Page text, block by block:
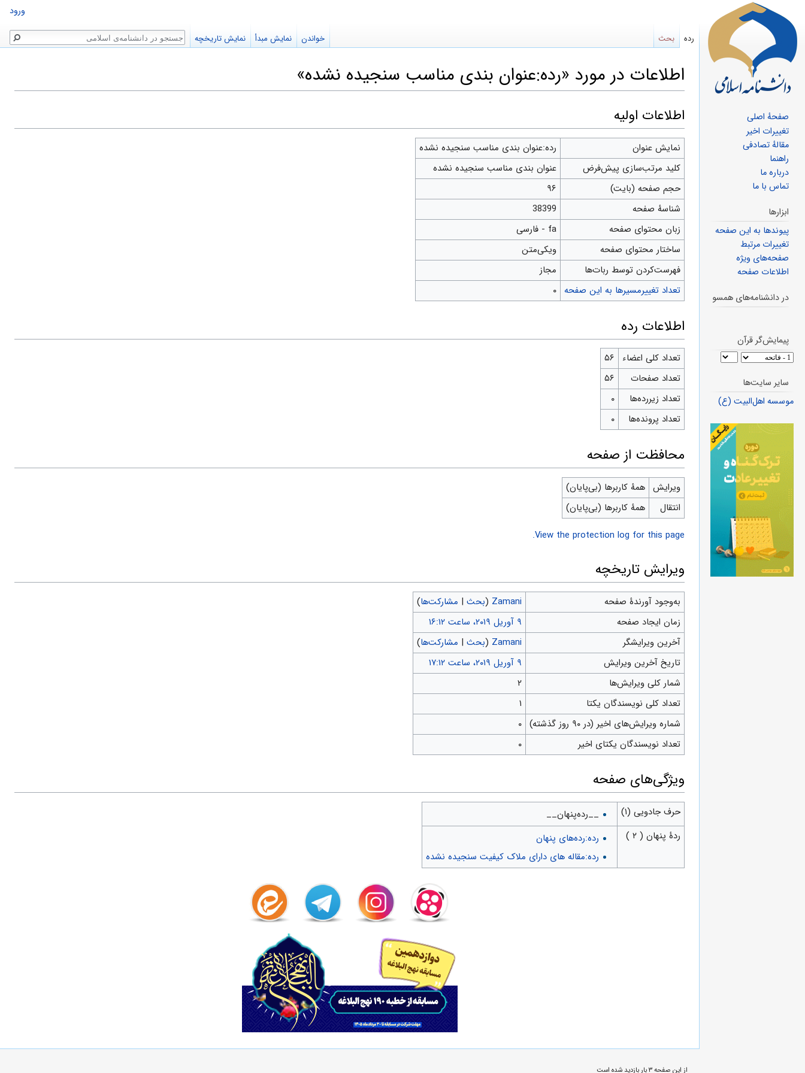
اطلاعات در مورد «رده:عنوان بندی مناسب سنجیده نشده»
پرش
به
ناوبری
پرش
به
جستجو
اطلاعات اولیه
نمایش عنوان
رده:عنوان بندی مناسب سنجیده نشده
کلید مرتب‌سازی پیش‌فرض
عنوان بندی مناسب سنجیده نشده
حجم صفحه (بایت)
۹۶
شناسهٔ صفحه
38399
زبان محتوای صفحه
fa - فارسی
ساختار محتوای صفحه
ویکی‌متن
‌فهرست‌کردن توسط ربات‌ها
مجاز
تعداد تغییرمسیرها به این صفحه ۰
اطلاعات رده
تعداد کلی اعضاء
۵۶
تعداد صفحات
۵۶
تعداد زیررده‌ها
۰
تعداد پرونده‌ها
۰
محافظت از صفحه
ویرایش همهٔ کاربرها (بی‌پایان)
انتقال
همهٔ کاربرها (بی‌پایان)
View the protection log for this page.
ویرایش تاریخچه
به‌وجود آورندهٔ صفحه Zamani
(بحث| مشارکت‌ها)
زمان ایجاد صفحه
آخرین ویرایشگر
Zamani
(بحث| مشارکت‌ها)
تاریخ آخرین ویرایش
شمار کلی ویرایش‌ها
۲
تعداد کلی نویسندگان یکتا
۱
شماره ویرایش‌های اخیر (در ۹۰ روز گذشته)
۰
تعداد نویسندگان یکتای اخیر
۰
ويژگی‌های صفحه
حرف جادویی (۱)
__رده‌پنهان__
ردهٔ پنهان ( ۲ )
رده:رده‌های پنهان
رده:مقاله های دارای ملاک کیفیت سنجیده نشده
ورود
رده بحث خواندن نمایش مبدأ نمایش تاریخچه جستجو
صفحهٔ اصلی
تغییرات اخیر
مقالهٔ تصادفی
راهنما
درباره ما
تماس با ما
ابزارها
پیوندها به این صفحه
تغییرات مرتبط
صفحه‌های ویژه
اطلاعات صفحه
در دانشنامه‌های همسو
پیمایش‌گر قرآن
سایر سایت‌ها
موسسه اهل‌البیت (ع)
از این صفحه ۳ بار بازدید شده است